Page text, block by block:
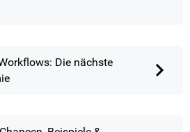
Die nächste